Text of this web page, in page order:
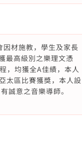
材施教，學生及家長
最高級別之樂理文憑
，均獲全A佳績，本人
太區比賽獲獎，本人設
誠意之音樂導師。